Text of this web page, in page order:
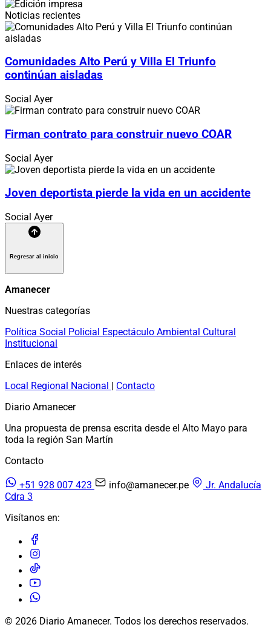
Noticias recientes
Comunidades Alto Perú y Villa El Triunfo
continúan aisladas
Social Ayer
Firman contrato para construir nuevo COAR
Social Ayer
Joven deportista pierde la vida en un accidente
Social Ayer
Regresar al inicio
Amanecer
Nuestras categorías
Política Social Policial Espectáculo Ambiental Cultural
Institucional
Enlaces de interés
Local Regional Nacional | Contacto
Diario Amanecer
Una propuesta de prensa escrita desde el Alto Mayo para
toda la región San Martín
Contacto
+51 928 007 423 info@amanecer.pe
Jr. Andalucía
Cdra 3
Visítanos en:
© 2026 Diario Amanecer. Todos los derechos reservados.